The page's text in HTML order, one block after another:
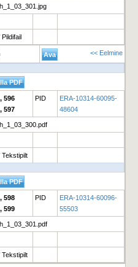
Pildifail
<< Eelmine
596
597
PID
ERA-10314-60095-
48604
Tekstipilt
598
599
PID
ERA-10314-60096-
55503
Tekstipilt